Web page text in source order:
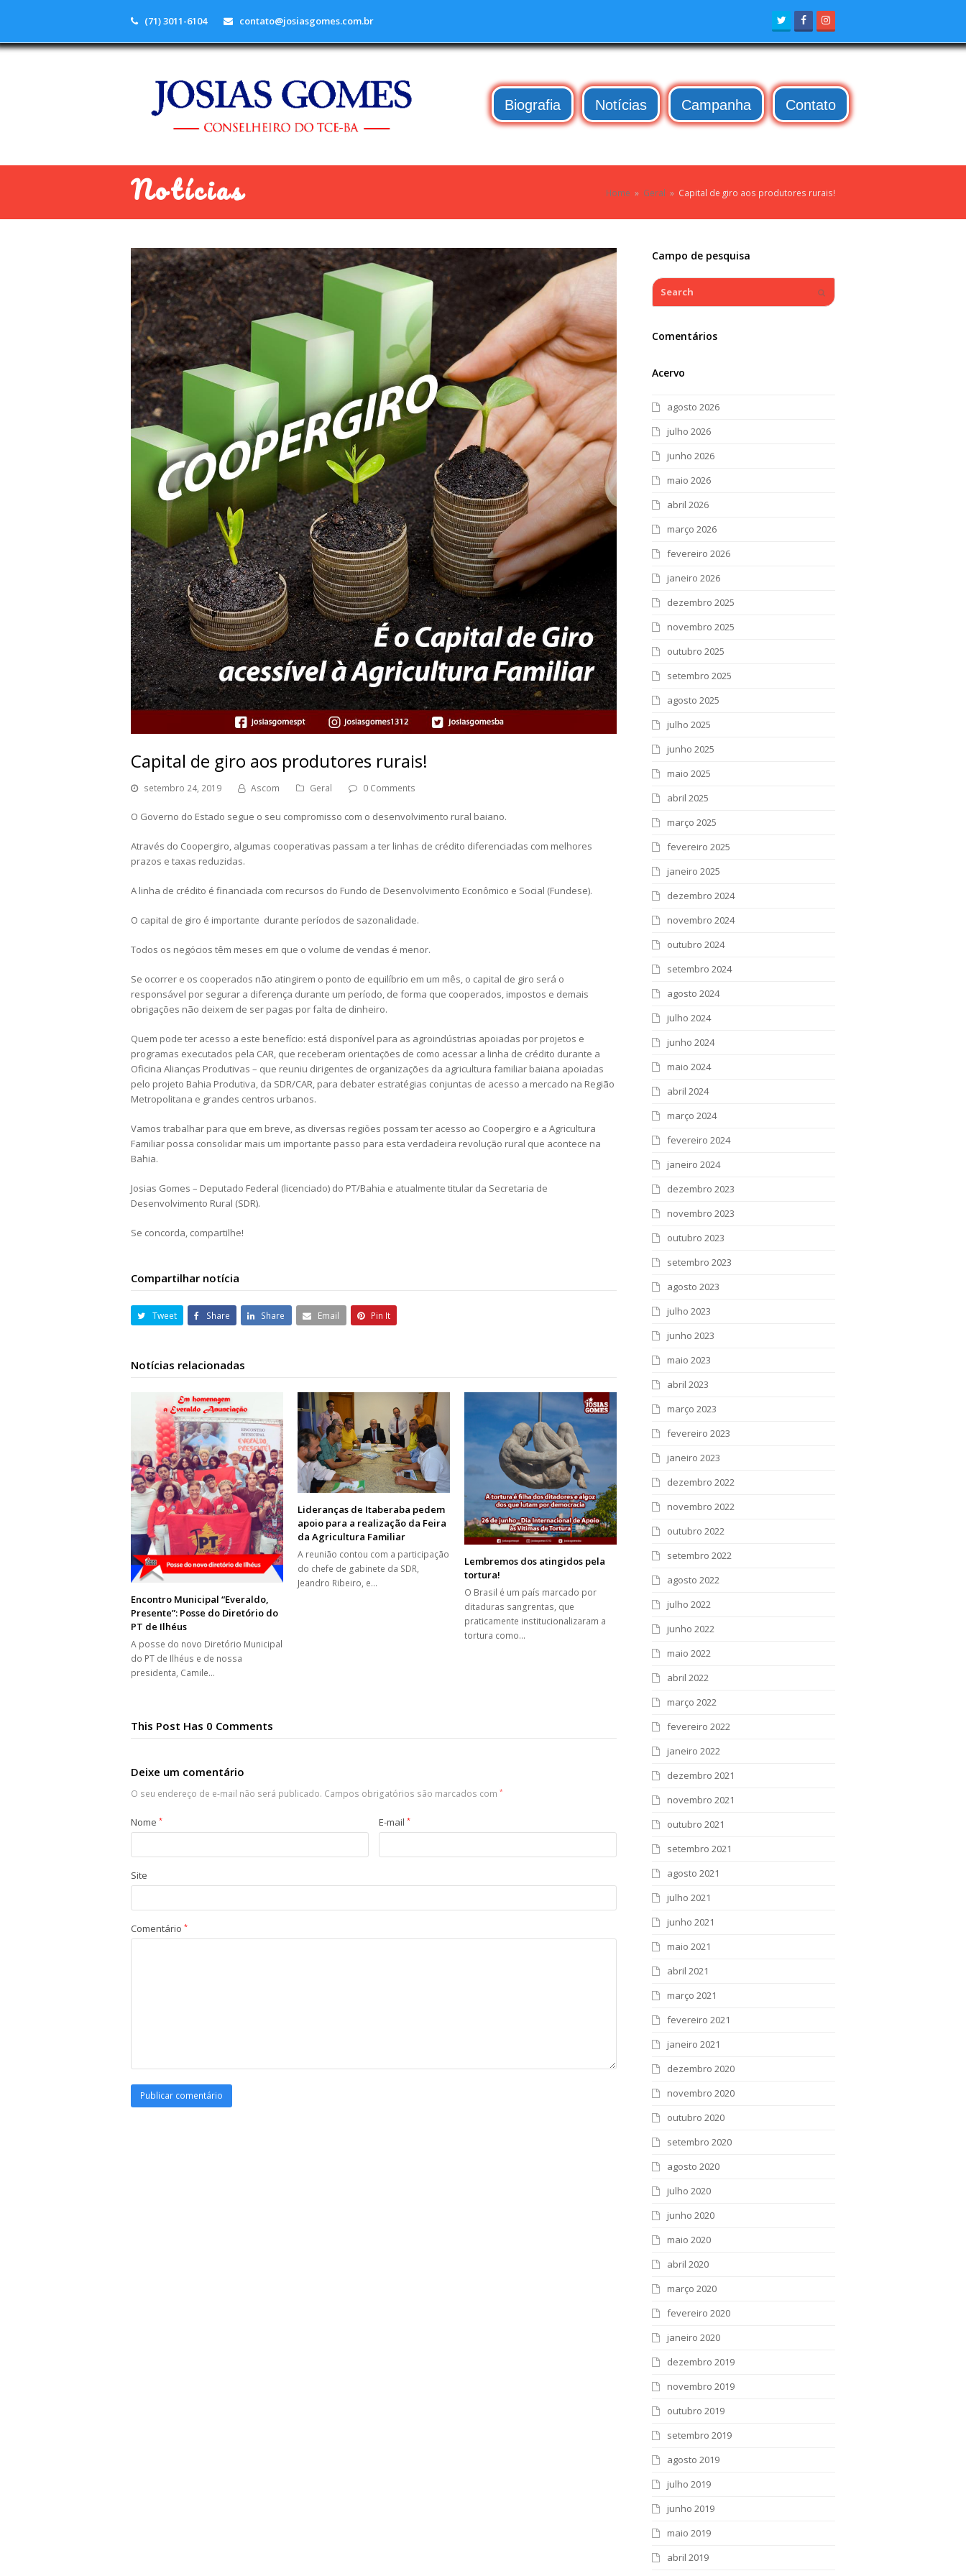
(71) 3011-6104 contato@josiasgomes.com.br TwitterFacebook
Biografia Notícias Campanha Contato
Notícias Home » Geral » Capital de giro aos produtores rurais!
Capital de giro aos produtores rurais!
setembro 24, 2019 Ascom Geral 0 Comments
O Governo do Estado segue o seu compromisso com o desenvolvimento rural baiano.
Através do Coopergiro, algumas cooperativas passam a ter linhas de crédito diferenciadas com melhores
prazos e taxas reduzidas.
A linha de crédito é financiada com recursos do Fundo de Desenvolvimento Econômico e Social (Fundese).
O capital de giro é importante durante períodos de sazonalidade.
Todos os negócios têm meses em que o volume de vendas é menor.
Se ocorrer e os cooperados não atingirem o ponto de equilíbrio em um mês, o capital de giro será o
responsável por segurar a diferença durante um período, de forma que cooperados, impostos e demais
obrigações não deixem de ser pagas por falta de dinheiro.
Quem pode ter acesso a este benefício: está disponível para as agroindústrias apoiadas por projetos e
programas executados pela CAR, que receberam orientações de como acessar a linha de crédito durante a
Oficina Alianças Produtivas – que reuniu dirigentes de organizações da agricultura familiar baiana apoiadas
pelo projeto Bahia Produtiva, da SDR/CAR, para debater estratégias conjuntas de acesso a mercado na Região
Metropolitana e grandes centros urbanos.
Vamos trabalhar para que em breve, as diversas regiões possam ter acesso ao Coopergiro e a Agricultura
Familiar possa consolidar mais um importante passo para esta verdadeira revolução rural que acontece na
Bahia.
Josias Gomes – Deputado Federal (licenciado) do PT/Bahia e atualmente titular da Secretaria de
Desenvolvimento Rural (SDR).
Se concorda, compartilhe!
Compartilhar notícia
Tweet Share Share Email Pin It
Notícias relacionadas
Encontro Municipal “Everaldo,
Presente”: Posse do Diretório do
PT de Ilhéus
A posse do novo Diretório Municipal
do PT de Ilhéus e de nossa
presidenta, Camile…
Lideranças de Itaberaba pedem
apoio para a realização da Feira
da Agricultura Familiar
A reunião contou com a participação
do chefe de gabinete da SDR,
Jeandro Ribeiro, e…
Lembremos dos atingidos pela
tortura!
O Brasil é um país marcado por
ditaduras sangrentas, que
praticamente institucionalizaram a
tortura como…
This Post Has 0 Comments
Deixe um comentário
O seu endereço de e-mail não será publicado. Campos obrigatórios são marcados com *
Nome * E-mail *
Site
Comentário *
Campo de pesquisa
Search
Comentários
Acervo
agosto 2026
julho 2026
junho 2026
maio 2026
abril 2026
março 2026
fevereiro 2026
janeiro 2026
dezembro 2025
novembro 2025
outubro 2025
setembro 2025
agosto 2025
julho 2025
junho 2025
maio 2025
abril 2025
março 2025
fevereiro 2025
janeiro 2025
dezembro 2024
novembro 2024
outubro 2024
setembro 2024
agosto 2024
julho 2024
junho 2024
maio 2024
abril 2024
março 2024
fevereiro 2024
janeiro 2024
dezembro 2023
novembro 2023
outubro 2023
setembro 2023
agosto 2023
julho 2023
junho 2023
maio 2023
abril 2023
março 2023
fevereiro 2023
janeiro 2023
dezembro 2022
novembro 2022
outubro 2022
setembro 2022
agosto 2022
julho 2022
junho 2022
maio 2022
abril 2022
março 2022
fevereiro 2022
janeiro 2022
dezembro 2021
novembro 2021
outubro 2021
setembro 2021
agosto 2021
julho 2021
junho 2021
maio 2021
abril 2021
março 2021
fevereiro 2021
janeiro 2021
dezembro 2020
novembro 2020
outubro 2020
setembro 2020
agosto 2020
julho 2020
junho 2020
maio 2020
abril 2020
março 2020
fevereiro 2020
janeiro 2020
dezembro 2019
novembro 2019
outubro 2019
setembro 2019
agosto 2019
julho 2019
junho 2019
maio 2019
abril 2019